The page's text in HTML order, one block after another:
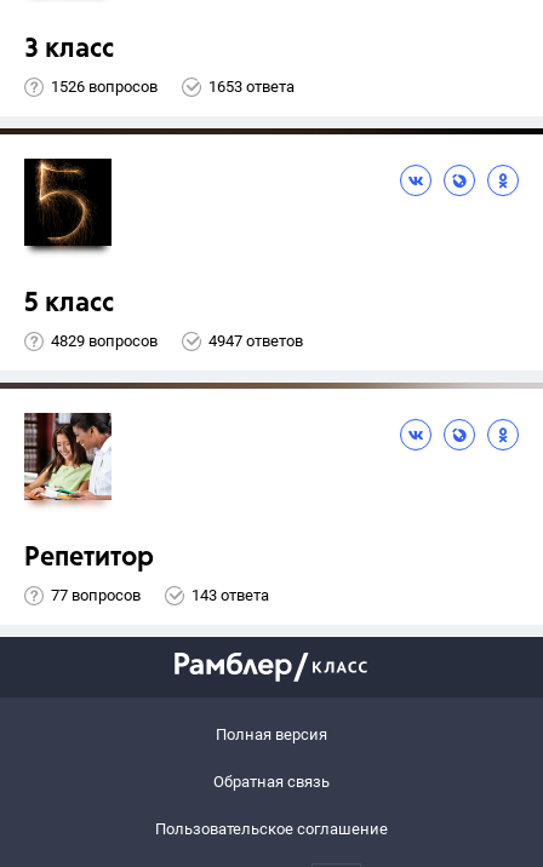
3 класс
1526 вопросов 1653 ответа
5 класс
4829 вопросов 4947 ответов
Репетитор
77 вопросов 143 ответа
Полная версия
Обратная связь
Пользовательское соглашение